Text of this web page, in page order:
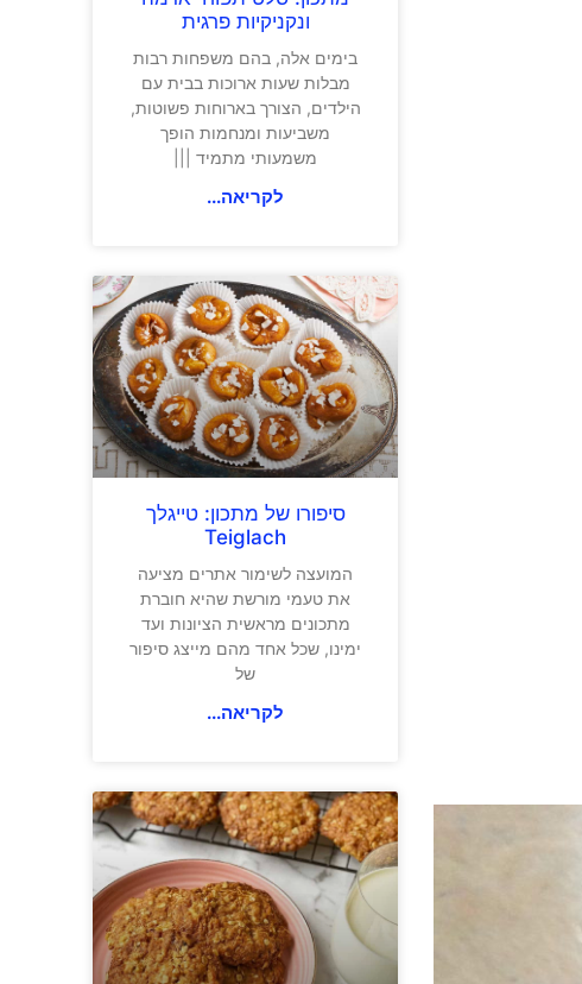
ונקניקיות פרגית
בימים אלה, בהם משפחות רבות
מבלות שעות ארוכות בבית עם
הילדים, הצורך בארוחות פשוטות,
משביעות ומנחמות הופך
משמעותי מתמיד |||
לקריאה...
סיפורו של מתכון: טייגלך
Teiglach
המועצה לשימור אתרים מציעה
את טעמי מורשת שהיא חוברת
מתכונים מראשית הציונות ועד
ימינו, שכל אחד מהם מייצג סיפור
של
לקריאה...